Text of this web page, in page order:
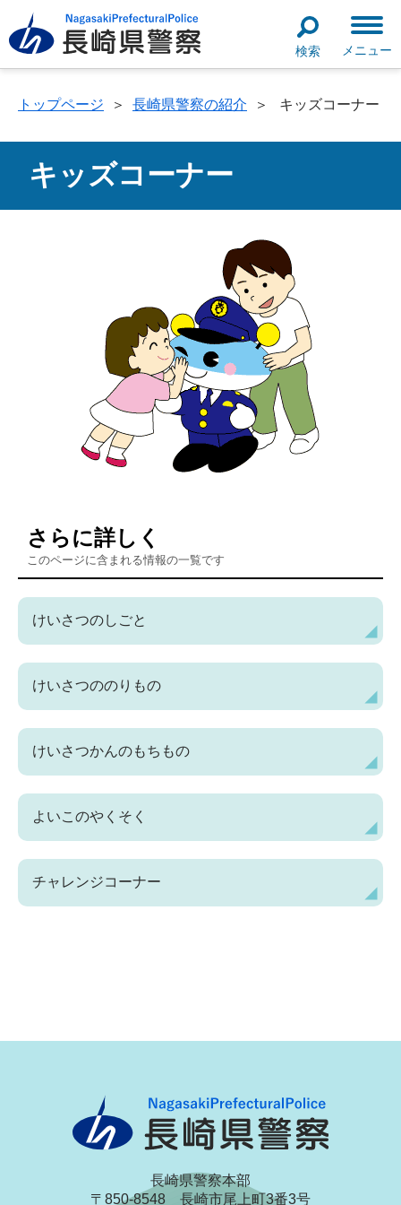
検索 メニュー
トップページ ＞ 長崎県警察の紹介 ＞ キッズコーナー
キッズコーナー
さらに詳しく
このページに含まれる情報の一覧です
けいさつのしごと
けいさつののりもの
けいさつかんのもちもの
よいこのやくそく
チャレンジコーナー
長崎県警察本部
〒850-8548 長崎市尾上町3番3号